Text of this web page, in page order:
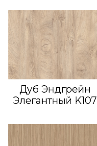
Дуб Эндгрейн
Элегантный K107